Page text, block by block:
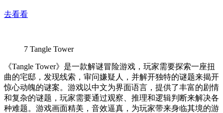
去看看
7 Tangle Tower
《Tangle Tower》是一款解谜冒险游戏，玩家需要探索一座扭
曲的宅邸，发现线索，审问嫌疑人，并解开独特的谜题来揭开
惊心动魄的谜案。游戏以中文为界面语言，提供了丰富的剧情
和复杂的谜题，玩家需要通过观察、推理和逻辑判断来解决各
种难题。游戏画面精美，音效逼真，为玩家带来身临其境的游